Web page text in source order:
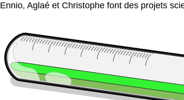
Ennio, Aglaé et Christophe font des projets